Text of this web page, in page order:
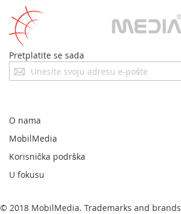
Pretplatite se sada
Prijavite
se
newsletter:
O nama
MobilMedia
Korisnička podrška
U fokusu
© 2018 MobilMedia. Trademarks and brands